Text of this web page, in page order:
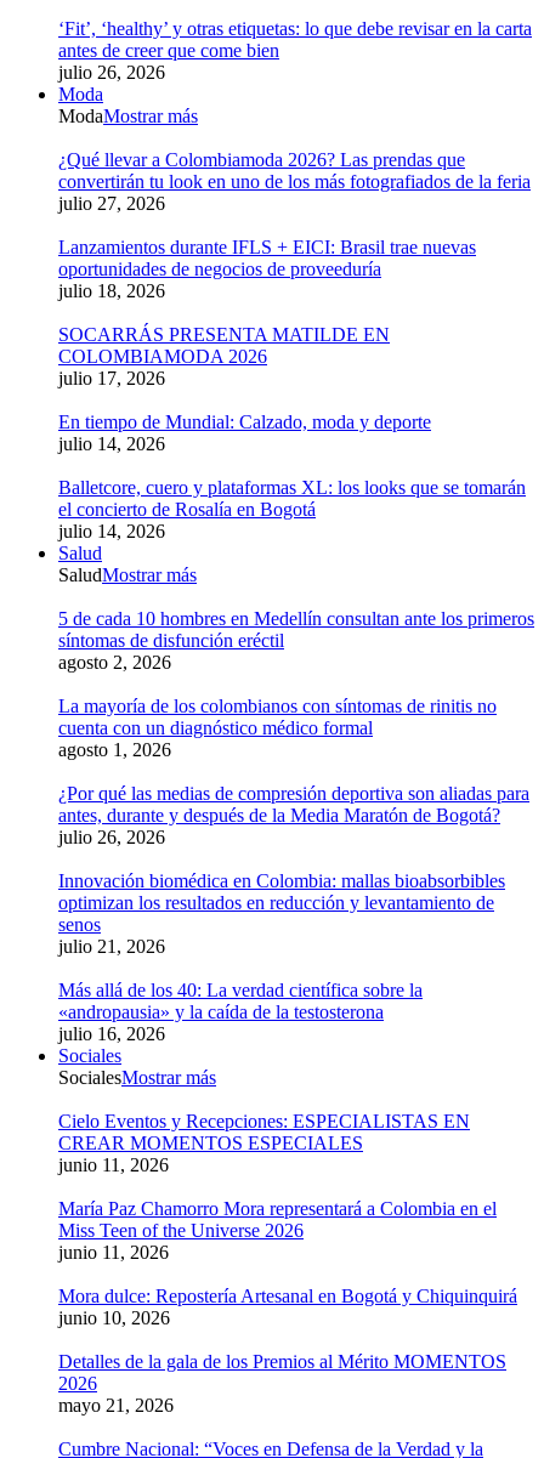
‘Fit’, ‘healthy’ y otras etiquetas: lo que debe revisar en la carta
antes de creer que come bien
julio 26, 2026
Moda
ModaMostrar más
¿Qué llevar a Colombiamoda 2026? Las prendas que
convertirán tu look en uno de los más fotografiados de la feria
julio 27, 2026
Lanzamientos durante IFLS + EICI: Brasil trae nuevas
oportunidades de negocios de proveeduría
julio 18, 2026
SOCARRÁS PRESENTA MATILDE EN
COLOMBIAMODA 2026
julio 17, 2026
En tiempo de Mundial: Calzado, moda y deporte
julio 14, 2026
Balletcore, cuero y plataformas XL: los looks que se tomarán
el concierto de Rosalía en Bogotá
julio 14, 2026
Salud
SaludMostrar más
5 de cada 10 hombres en Medellín consultan ante los primeros
síntomas de disfunción eréctil
agosto 2, 2026
La mayoría de los colombianos con síntomas de rinitis no
cuenta con un diagnóstico médico formal
agosto 1, 2026
¿Por qué las medias de compresión deportiva son aliadas para
antes, durante y después de la Media Maratón de Bogotá?
julio 26, 2026
Innovación biomédica en Colombia: mallas bioabsorbibles
optimizan los resultados en reducción y levantamiento de
senos
julio 21, 2026
Más allá de los 40: La verdad científica sobre la
«andropausia» y la caída de la testosterona
julio 16, 2026
Sociales
SocialesMostrar más
Cielo Eventos y Recepciones: ESPECIALISTAS EN
CREAR MOMENTOS ESPECIALES
junio 11, 2026
María Paz Chamorro Mora representará a Colombia en el
Miss Teen of the Universe 2026
junio 11, 2026
Mora dulce: Repostería Artesanal en Bogotá y Chiquinquirá
junio 10, 2026
Detalles de la gala de los Premios al Mérito MOMENTOS
2026
mayo 21, 2026
Cumbre Nacional: “Voces en Defensa de la Verdad y la